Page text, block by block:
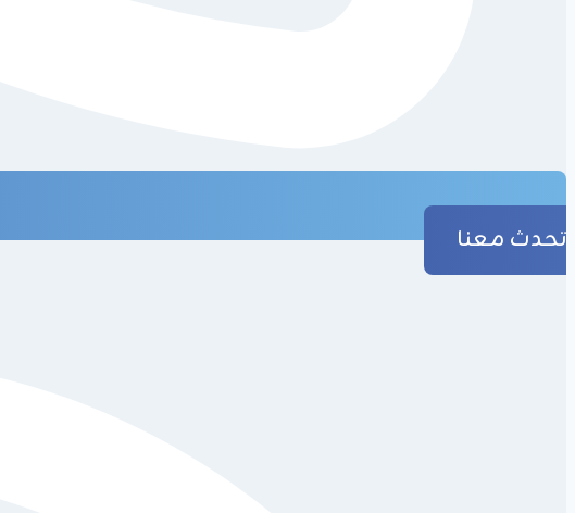
تحدث معنا